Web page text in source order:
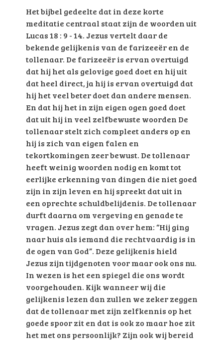
Het bijbel gedeelte dat in deze korte
meditatie centraal staat zijn de woorden uit
Lucas 18 : 9 - 14. Jezus vertelt daar de
bekende gelijkenis van de farizeeër en de
tollenaar. De farizeeër is ervan overtuigd
dat hij het als gelovige goed doet en hij uit
dat heel direct, ja hij is ervan overtuigd dat
hij het veel beter doet dan andere mensen.
En dat hij het in zijn eigen ogen goed doet
dat uit hij in veel zelfbewuste woorden De
tollenaar stelt zich compleet anders op en
hij is zich van eigen falen en
tekortkomingen zeer bewust. De tollenaar
heeft weinig woorden nodig en komt tot
eerlijke erkenning van dingen die niet goed
zijn in zijn leven en hij spreekt dat uit in
een oprechte schuldbelijdenis. De tollenaar
durft daarna om vergeving en genade te
vragen. Jezus zegt dan over hem: “Hij ging
naar huis als iemand die rechtvaardig is in
de ogen van God”. Deze gelijkenis hield
Jezus zijn tijdgenoten voor maar ook ons nu.
In wezen is het een spiegel die ons wordt
voorgehouden. Kijk wanneer wij die
gelijkenis lezen dan zullen we zeker zeggen
dat de tollenaar met zijn zelfkennis op het
goede spoor zit en dat is ook zo maar hoe zit
het met ons persoonlijk? Zijn ook wij bereid